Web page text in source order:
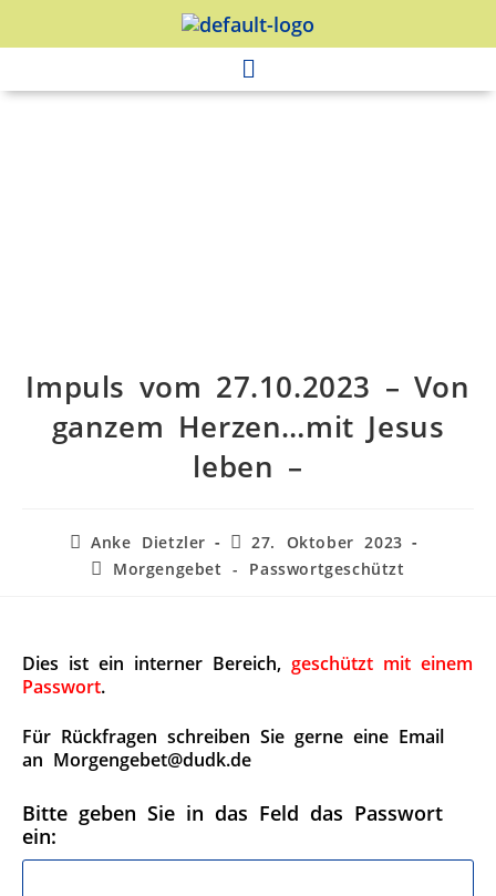
Impuls vom 27.10.2023 – Von
ganzem Herzen…mit Jesus
leben –
Anke Dietzler
27. Oktober 2023
Morgengebet - Passwortgeschützt
Dies ist ein interner Bereich, geschützt mit einem
Passwort.
Für Rückfragen schreiben Sie gerne eine Email
an Morgengebet@dudk.de
Bitte geben Sie in das Feld das Passwort
ein: